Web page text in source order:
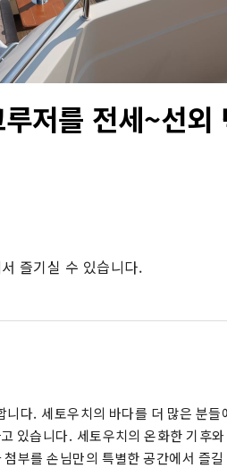
저를 전세~선외
즐기실 수 있습니다.
다. 세토우치의 바다를 더 많은 분들
있습니다. 세토우치의 온화한 기후
부를 손님만의 특별한 공간에서 즐